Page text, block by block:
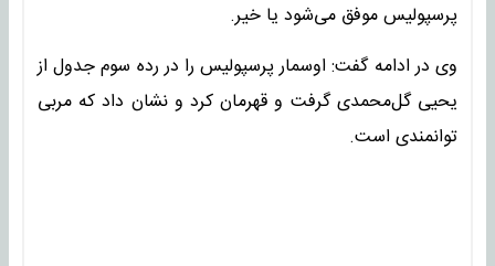
پرسپولیس موفق می‌شود یا خیر.
وی‌ در ادامه گفت: اوسمار پرسپولیس را در رده سوم جدول از
یحیی گل‌محمدی‌ گرفت و قهرمان کرد و نشان داد که مربی
توانمندی است.